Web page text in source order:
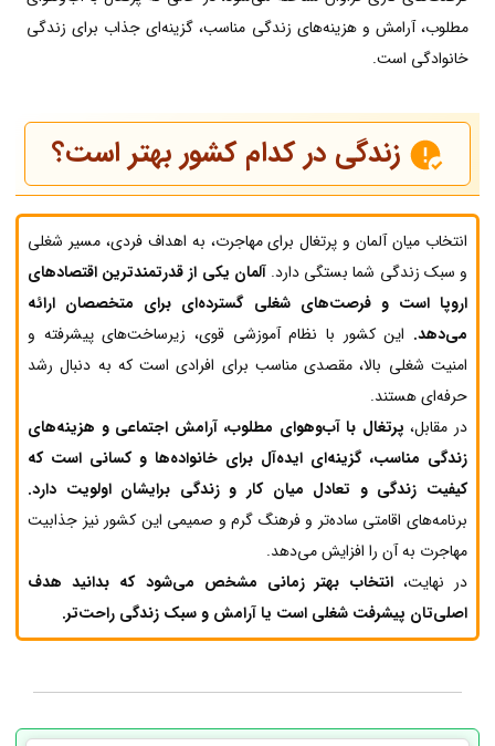
مطلوب، آرامش و هزینه‌های زندگی مناسب، گزینه‌ای جذاب برای زندگی
خانوادگی است.
زندگی در کدام کشور بهتر است؟
انتخاب میان آلمان و پرتغال برای مهاجرت، به اهداف فردی، مسیر شغلی
و سبک زندگی شما بستگی دارد.آلمان یکی از قدرتمندترین اقتصادهای
اروپا است و فرصت‌های شغلی گسترده‌ای برای متخصصان ارائه
می‌دهد. این کشور با نظام آموزشی قوی، زیرساخت‌های پیشرفته و
امنیت شغلی بالا، مقصدی مناسب برای افرادی است که به دنبال رشد
حرفه‌ای هستند.
در مقابل، پرتغال با آب‌وهوای مطلوب، آرامش اجتماعی و هزینه‌های
زندگی مناسب، گزینه‌ای ایده‌آل برای خانواده‌ها و کسانی است که
کیفیت زندگی و تعادل میان کار و زندگی برایشان اولویت دارد.
برنامه‌های اقامتی ساده‌تر و فرهنگ گرم و صمیمی این کشور نیز جذابیت
مهاجرت به آن را افزایش می‌دهد.
در نهایت،انتخاب بهتر زمانی مشخص می‌شود که بدانید هدف
اصلی‌تان پیشرفت شغلی است یا آرامش و سبک زندگی راحت‌تر.